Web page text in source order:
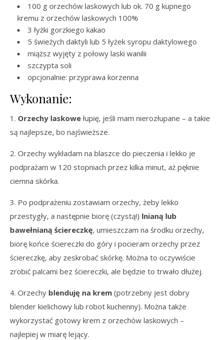
100 g orzechów laskowych lub ok. 70 g kupnego
kremu z orzechów laskowych 100%
3 łyżki gorzkiego kakao
5 świeżych daktyli lub 5 łyżek syropu daktylowego
miąższ wyjęty z połowy laski wanilii
szczypta soli
opcjonalnie: przyprawa korzenna
Wykonanie:
1. Orzechy laskowe łupię, jeśli mam nierozłupane – a takie
są najlepsze, bo najświeższe.
2. Orzechy wykładam na blaszce do pieczenia i lekko je
podprażam w 120 stopniach przez kilka minut, aż pęknie
ciemna skórka.
3. Po podprażeniu zostawiam orzechy, żeby lekko
przestygły, a następnie biorę (czystą!) lnianą lub
bawełnianą ściereczkę, umieszczam na środku orzechy,
biorę końce ściereczki do góry i pocieram orzechy przez
ściereczkę, aby zeskrobać skórkę. Można to oczywiście
zrobić palcami bez ściereczki, ale będzie to trwało dłużej.
4. Orzechy blenduję na krem (potrzebny jest dobry
blender kielichowy lub robot kuchenny). Można także
wykorzystać gotowy krem z orzechów laskowych –
najlepiej w miarę lejący.